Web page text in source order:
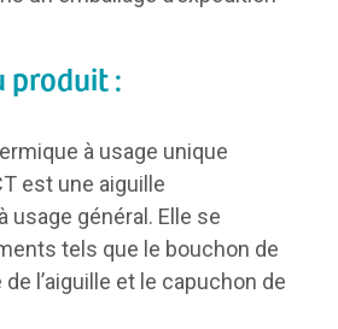
produit :
à usage unique
est une aiguille
usage général. Elle se
tels que le bouchon de
de l’aiguille et le capuchon de